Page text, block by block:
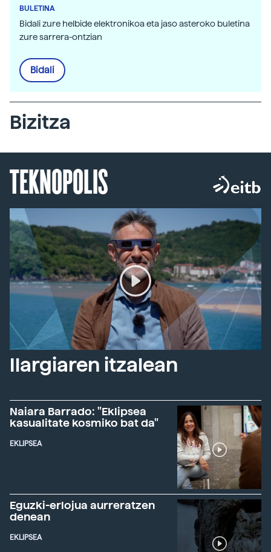
BULETINA
Bidali zure helbide elektronikoa eta jaso asteroko buletina
zure sarrera-ontzian
Bidali
Bizitza
TEKNOPOLIS
Ilargiaren itzalean
Naiara Barrado: "Eklipsea
kasualitate kosmiko bat da"
EKLIPSEA
Eguzki-erlojua aurreratzen
denean
EKLIPSEA